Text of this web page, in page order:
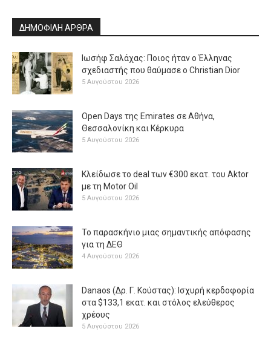
ΔΗΜΟΦΙΛΗ ΑΡΘΡΑ
Ιωσήφ Σαλάχας: Ποιος ήταν ο Έλληνας
σχεδιαστής που θαύμασε ο Christian Dior
5 Αυγούστου 2026
Open Days της Emirates σε Αθήνα,
Θεσσαλονίκη και Κέρκυρα
5 Αυγούστου 2026
Κλείδωσε το deal των €300 εκατ. του Aktor
με τη Μotor Oil
5 Αυγούστου 2026
Το παρασκήνιο μιας σημαντικής απόφασης
για τη ΔΕΘ
4 Αυγούστου 2026
Danaos (Δρ. Γ. Κούστας): Ισχυρή κερδοφορία
στα $133,1 εκατ. και στόλος ελεύθερος
χρέους
5 Αυγούστου 2026